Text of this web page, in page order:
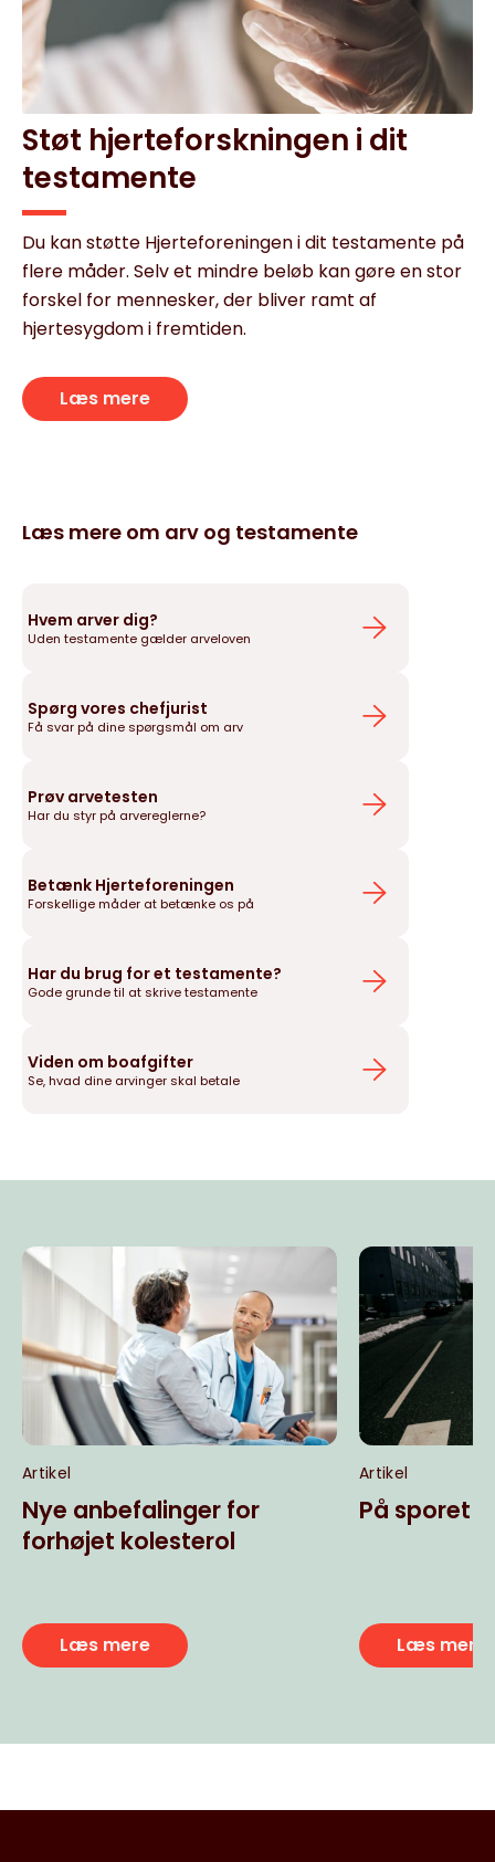
Støt hjerteforskningen i dit
testamente
Du kan støtte Hjerteforeningen i dit testamente på
flere måder. Selv et mindre beløb kan gøre en stor
forskel for mennesker, der bliver ramt af
hjertesygdom i fremtiden.
Læs mere
Læs mere om arv og testamente
Hvem arver dig?
Uden testamente gælder arveloven
Spørg vores chefjurist
Få svar på dine spørgsmål om arv
Prøv arvetesten
Har du styr på arvereglerne?
Betænk Hjerteforeningen
Forskellige måder at betænke os på
Har du brug for et testamente?
Gode grunde til at skrive testamente
Viden om boafgifter
Se, hvad dine arvinger skal betale
Artikel
Nye anbefalinger for
forhøjet kolesterol
Læs mere
Artikel
På sporet
Læs mere